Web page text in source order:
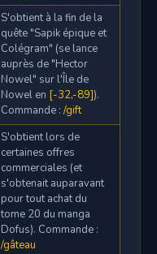
S'obtient à la fin de la
quête "Sapik épique et
Colégram" (se lance
auprès de "Hector
Nowel" sur l'Île de
Nowel en [-32,-89]).
Commande : /gift
S'obtient lors de
certaines offres
commerciales (et
s'obtenait auparavant
pour tout achat du
tome 20 du manga
Dofus). Commande :
/gâteau